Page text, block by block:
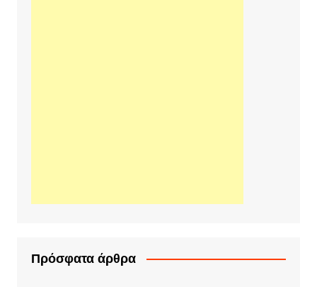
Πρόσφατα άρθρα